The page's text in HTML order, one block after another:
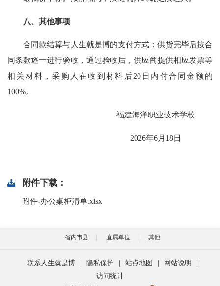
八、其他事项
合同款结算与人生就是博的支付方式：供货完毕后按合
同条款逐一进行验收，通过验收后，供应商提供相应发票等
相关材料，采购人在收到材料后20日内付合同金额的
100%。
福建海洋职业技术学校
2026年6月18日
附件下载：
附件-办公桌柜清单.xlsx
省内市县 直属单位 其他
联系人生就是博 隐私保护 站点地图 网站说明
访问统计